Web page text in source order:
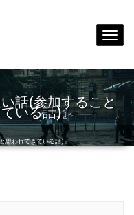
話(参加すること
いる話)』
思われてきている話)』